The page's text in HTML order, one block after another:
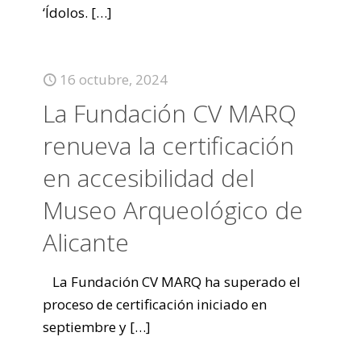
‘Ídolos. […]
16 octubre, 2024
La Fundación CV MARQ
renueva la certificación
en accesibilidad del
Museo Arqueológico de
Alicante
La Fundación CV MARQ ha superado el
proceso de certificación iniciado en
septiembre y […]